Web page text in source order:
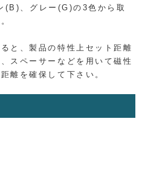
(B)、グレー(G)の3色から取
と、製品の特性上セット距離
スペーサーなどを用いて磁性
離を確保して下さい。